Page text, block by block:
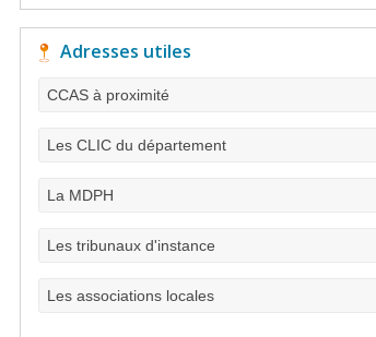
Adresses utiles
CCAS à proximité
Les CLIC du département
La MDPH
Les tribunaux d'instance
Les associations locales